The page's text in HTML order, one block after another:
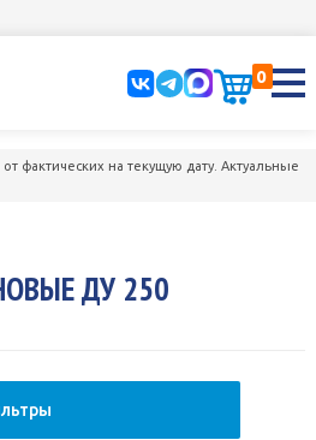
0
фактических на текущую дату. Актуальные
ДУ 250